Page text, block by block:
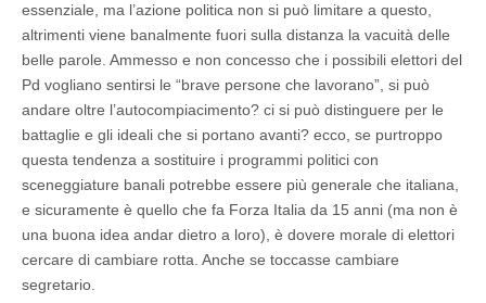
essenziale, ma l’azione politica non si può limitare a questo,
altrimenti viene banalmente fuori sulla distanza la vacuità delle
belle parole. Ammesso e non concesso che i possibili elettori del
Pd vogliano sentirsi le “brave persone che lavorano”, si può
andare oltre l’autocompiacimento? ci si può distinguere per le
battaglie e gli ideali che si portano avanti? ecco, se purtroppo
questa tendenza a sostituire i programmi politici con
sceneggiature banali potrebbe essere più generale che italiana,
e sicuramente è quello che fa Forza Italia da 15 anni (ma non è
una buona idea andar dietro a loro), è dovere morale di elettori
cercare di cambiare rotta. Anche se toccasse cambiare
segretario.